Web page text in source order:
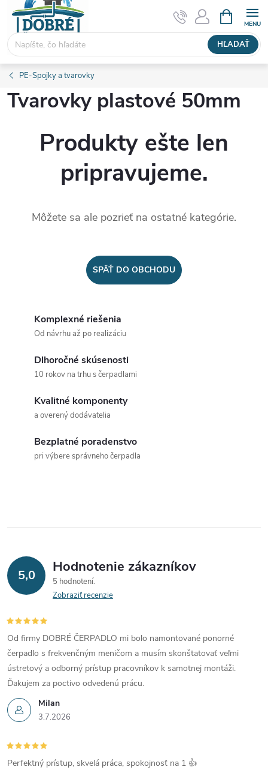
Prejsť
obsah
HĽADAŤ
KOŠÍK
PE-Spojky a tvarovky
Tvarovky plastové 50mm
Produkty ešte len
pripravujeme.
Môžete sa ale pozrieť na ostatné kategórie.
SPÄŤ DO OBCHODU
Komplexné riešenia
Od návrhu až po realizáciu
Dlhoročné skúsenosti
10 rokov na trhu s čerpadlami
Kvalitné komponenty
a overený dodávatelia
Bezplatné poradenstvo
pri výbere správneho čerpadla
5,0 Hodnotenie zákazníkov
5 hodnotení
Zobraziť recenzie
Milan
3.7.2026
Od firmy DOBRÉ ČERPADLO mi bolo namontované ponorné
čerpadlo s frekvenčným meničom a musím skonštatovať veľmi
ústretový a odborný prístup pracovníkov k samotnej montáži.
Ďakujem za poctivo odvedenú prácu.
Perfektný prístup, skvelá práca, spokojnosť na 1 👍